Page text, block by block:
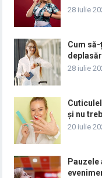
28 iulie
Cum
28 iulie
și nu
20 iulie